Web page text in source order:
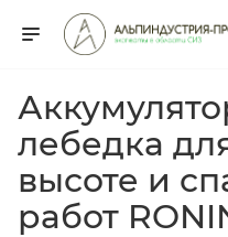
лебедка
высоте и
работ